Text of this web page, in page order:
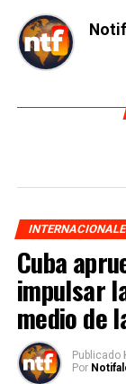
Cuba
impulsar
medio de
Publicado
Por